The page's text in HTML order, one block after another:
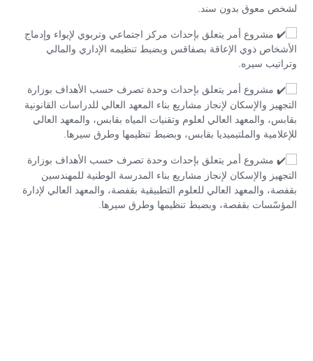
لشخص معوق بدون سند.
مشروع أمر يتعلق بإحداث مركز اجتماعي وتربوي لإيواء وإدماج
الأشخاص ذوي الإعاقة بصفاقس وبضبط تنظيمه الإداري والمالي
وتراتيب سيره.
مشروع أمر يتعلق بإحداث وحدة تصرف حسب الأهداف بوزارة
التجهيز والإسكان لإنجاز مشاريع بناء المعهد العالي للدراسات القانونية
بقابس، والمعهد العالي لعلوم وتقنيات المياه بقابس، والمعهد العالي
للإعلامية والملتيميديا بقابس، وبضبط تنظيمها وطرق سيرها.
مشروع أمر يتعلق بإحداث وحدة تصرف حسب الأهداف بوزارة
التجهيز والإسكان لإنجاز مشاريع بناء المدرسة الوطنية للمهندسين
بقفصة، والمعهد العالي للعلوم التطبيقية بقفصة، والمعهد العالي لإدارة
المؤسّسات بقفصة، وبضبط تنظيمها وطرق سيرها.